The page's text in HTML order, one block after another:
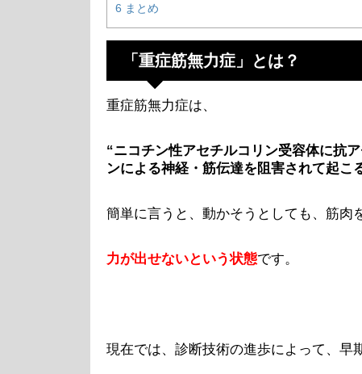
6 まとめ
「重症筋無力症」とは？
重症筋無力症は、
“ニコチン性アセチルコリン受容体に抗
ンによる神経・筋伝達を阻害されて起こ
簡単に言うと、動かそうとしても、筋肉
力が出せないという状態です。
現在では、診断技術の進歩によって、早